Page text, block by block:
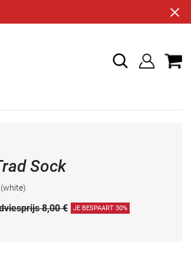
Sock
(white)
8,00 € JE BESPAART 30%